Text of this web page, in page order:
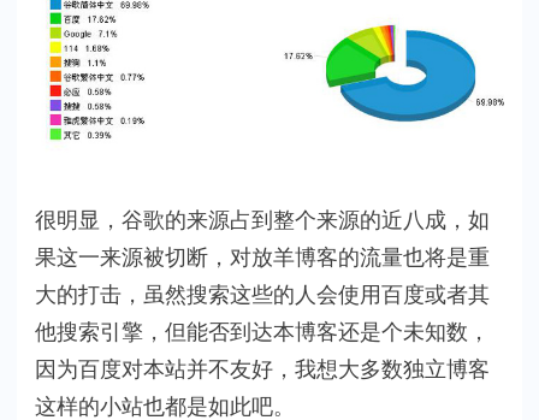
很明显，谷歌的来源占到整个来源的近八成，如
果这一来源被切断，对放羊博客的流量也将是重
大的打击，虽然搜索这些的人会使用百度或者其
他搜索引擎，但能否到达本博客还是个未知数，
因为百度对本站并不友好，我想大多数独立博客
这样的小站也都是如此吧。